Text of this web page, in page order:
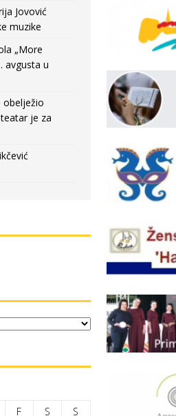
Jovović
muzike
„More
avgusta u
obelježio
je za
F S
S